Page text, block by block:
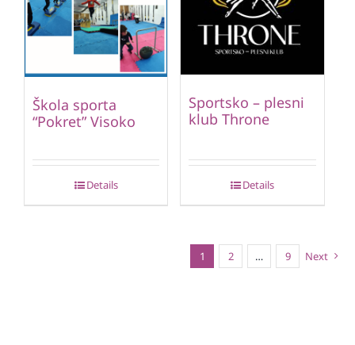
Škola sporta
“Pokret” Visoko
Details
Sportsko – plesni
klub Throne
Details
1 2 … 9 Next